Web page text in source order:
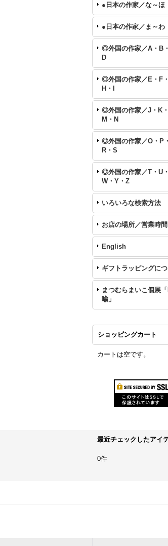
●日本の作家／な～ほ
●日本の作家／ま～わ
◎外国の作家／A・B
D
◎外国の作家／E・F
H・I
◎外国の作家／J・K
M・N
◎外国の作家／O・P
R・S
◎外国の作家／T・U
W・Y・Z
いろいろな検索方法
お店の場所／営業時間
English
ギフトラッピングに
まつむらまいこ個展
喩」
ショッピングカート
カートは空です。
最近チェックしたアイ
0件